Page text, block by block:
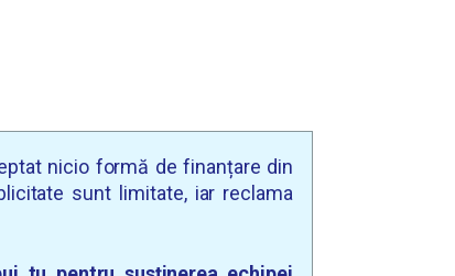
nicio formă de finanțare din
sunt limitate, iar reclama